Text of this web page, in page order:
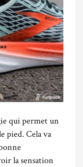
qui permet un
pied. Cela va
la sensation